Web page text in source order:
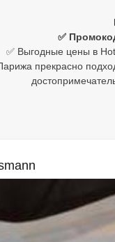
✅
✅ Выгодные цены в
прекрасно